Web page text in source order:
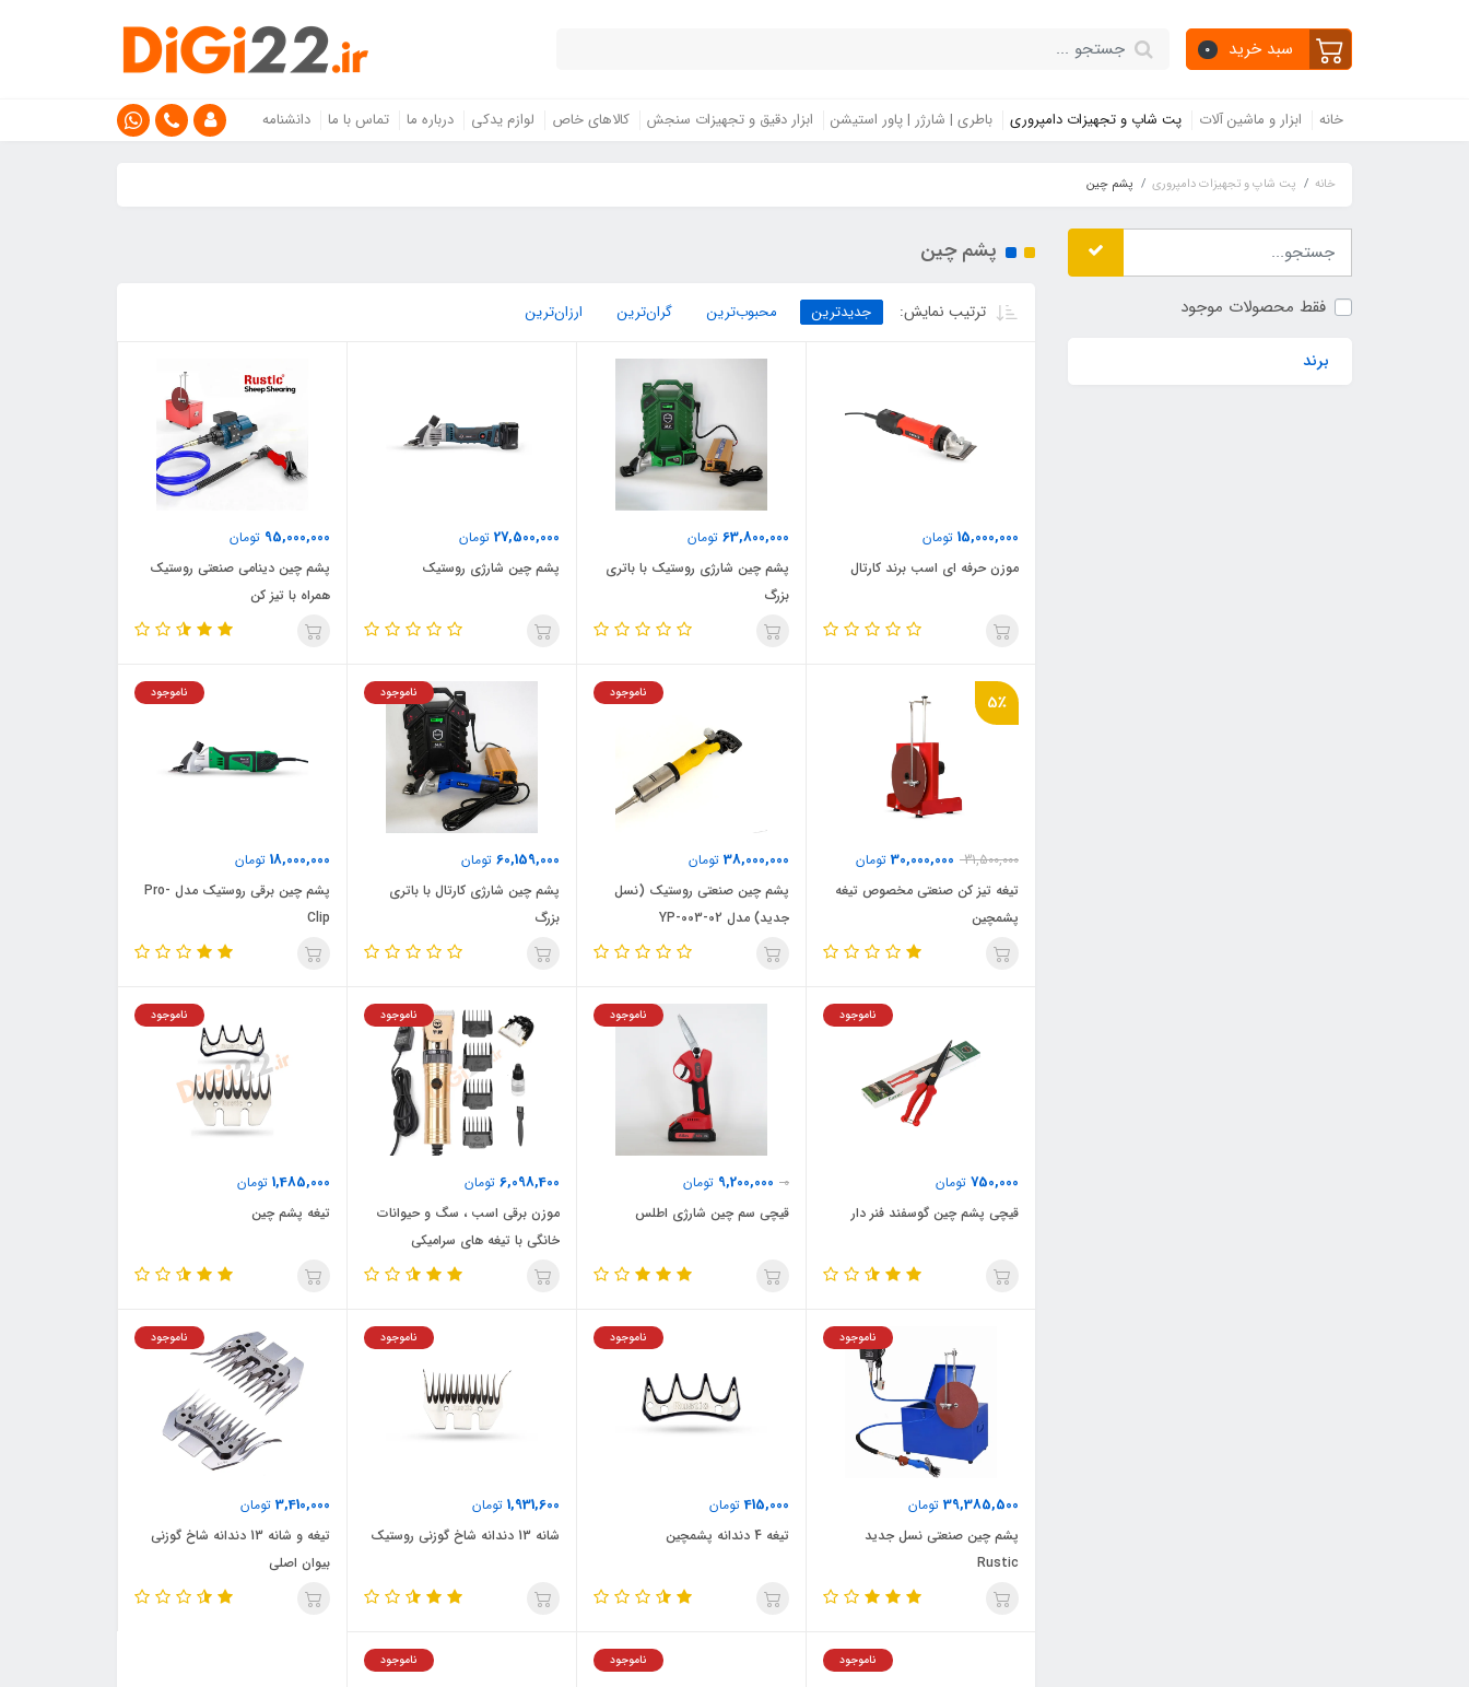
سبد خرید 0
خانه ابزار و ماشین آلات پت شاپ و تجهیزات دامپروری باطری | شارژر | پاور استیشن ابزار دقیق و تجهیزات سنجش کالاهای خاص لوازم یدکی درباره ما تماس با ما دانشنامه
خانه پت شاپ و تجهیزات دامپروری پشم چین
فقط محصولات موجود
برند
پشم چین
ترتیب نمایش: جدیدترین محبوب‌ترین گران‌ترین ارزان‌ترین
15,000,000 تومان
موزن حرفه ای اسب برند کارتال
63,800,000 تومان
پشم چین شارژی روستیک با باتری
بزرگ
27,500,000 تومان
پشم چین شارژی روستیک
95,000,000 تومان
پشم چین دینامی صنعتی روستیک
همراه با تیز کن
5٪
31,500,000
30,000,000 تومان
تیغه تیز کن صنعتی مخصوص تیغه
پشمچین
38,000,000 تومان
ناموجود
پشم چین صنعتی روستیک (نسل
جدید) مدل YP-003-02
60,159,000 تومان
ناموجود
پشم چین شارژی کارتال با باتری
بزرگ
18,000,000 تومان
ناموجود
پشم چین برقی روستیک مدل Pro-
Clip
750,000 تومان
ناموجود
قیچی پشم چین گوسفند فنر دار
0
9,200,000 تومان
ناموجود
قیچی سم چین شارژی اطلس
6,098,400 تومان
ناموجود
موزن برقی اسب ، سگ و حیوانات
خانگی با تیغه های سرامیکی
1,485,000 تومان
ناموجود
تیغه پشم چین
39,385,500 تومان
ناموجود
پشم چین صنعتی نسل جدید
Rustic
415,000تومان
ناموجود
تیغه 4 دندانه پشمچین
1,931,600 تومان
ناموجود
شانه 13 دندانه شاخ گوزنی روستیک
3,410,000 تومان
ناموجود
تیغه و شانه 13 دندانه شاخ گوزنی
بیوان اصلی
ناموجود ناموجود ناموجود